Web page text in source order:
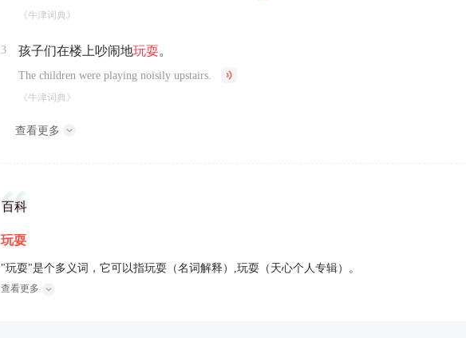
《牛津词典》
3 孩子们在楼上吵闹地玩耍。
The children were playing noisily upstairs.
《牛津词典》
查看更多
百科
玩耍
"玩耍"是个多义词，它可以指玩耍（名词解释）,玩耍（天心个人专辑）。
查看更多